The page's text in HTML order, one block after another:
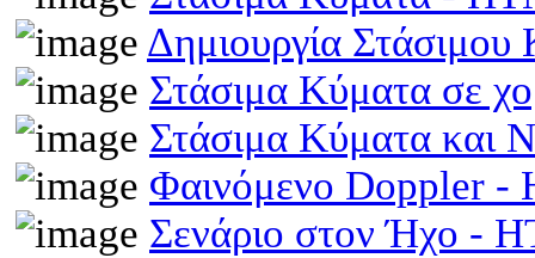
Δημιουργία
Στάσιμα Κύματα σε
Στάσιμα Κύματα και
Φαινόμενο Doppler -
Σενάριο στον Ήχο -